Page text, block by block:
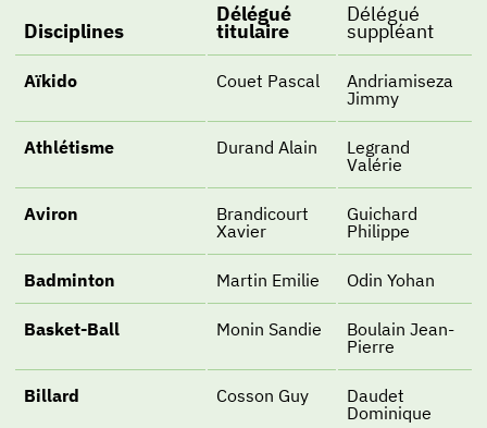
Disciplines
Délégué
titulaire
Délégué
suppléant
Aïkido Couet Pascal
Andriamiseza
Jimmy
Athlétisme Durand Alain
Legrand
Valérie
Aviron
Brandicourt
Xavier
Guichard
Philippe
Badminton Martin Emilie Odin Yohan
Basket-Ball Monin Sandie
Boulain Jean-
Pierre
Billard Cosson Guy
Daudet
Dominique